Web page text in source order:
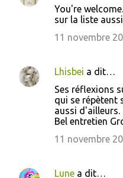
You're
sur la liste aussi.
11 novembre
Lhisbei a dit…
Ses réflexions
qui se répètent
aussi d'ailleurs.
Bel entretien
11 novembre
Lune a dit…